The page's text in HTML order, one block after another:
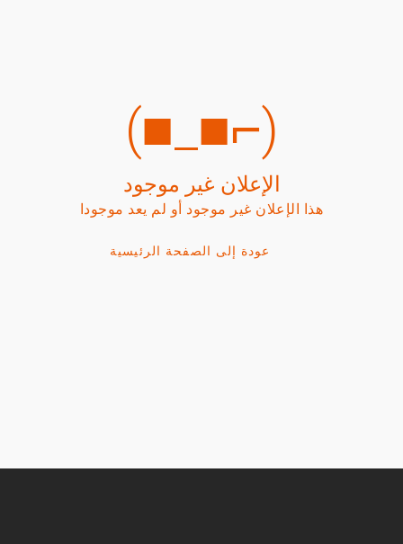
(⌐■_■)
الإعلان غير موجود
هذا الإعلان غير موجود أو لم يعد موجودا
عودة إلى الصفحة الرئيسية